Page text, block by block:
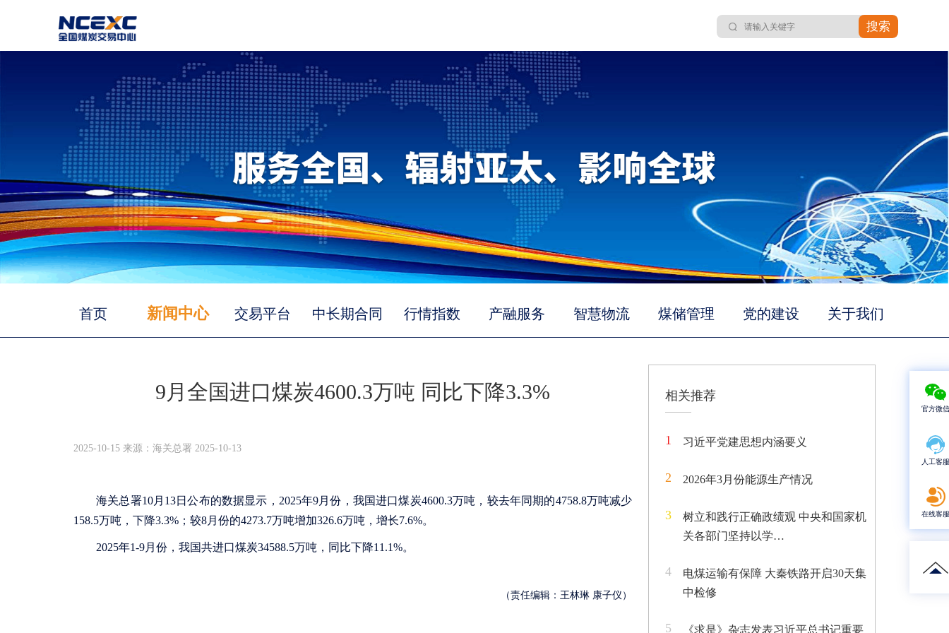
搜索
首页 新闻中心 交易平台 中长期合同 行情指数 产融服务 智慧物流 煤储管理 党的建设 关于我们
9月全国进口煤炭4600.3万吨 同比下降3.3%
2025-10-15 来源：海关总署 2025-10-13
海关总署10月13日公布的数据显示，2025年9月份，我国进口煤炭4600.3万吨，较去年同期的4758.8万吨减少
158.5万吨，下降3.3%；较8月份的4273.7万吨增加326.6万吨，增长7.6%。
2025年1-9月份，我国共进口煤炭34588.5万吨，同比下降11.1%。
（责任编辑：王林琳 康子仪）
相关推荐
1 习近平党建思想内涵要义
2 2026年3月份能源生产情况
3
树立和践行正确政绩观 中央和国家机
关各部门坚持以学…
4
电煤运输有保障 大秦铁路开启30天集
中检修
5 《求是》杂志发表习近平总书记重要
官方微信
人工客服
在线客服